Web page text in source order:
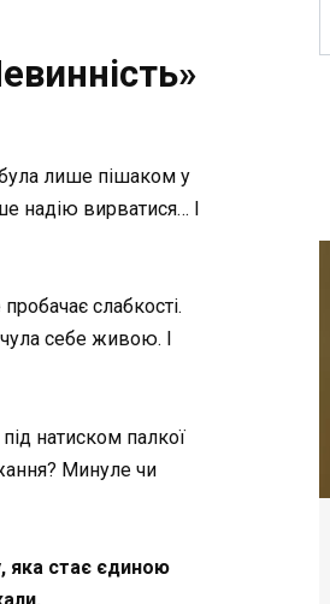
була лише пішаком у
надію вирватися… І
слабкості.
себе живою. І
під натиском палкої
Минуле чи
яка стає єдиною